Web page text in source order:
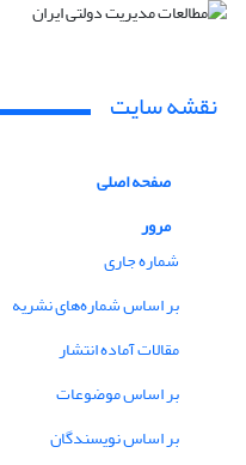
نقشه سایت
صفحه اصلی
مرور
شماره جاری
بر اساس شماره‌های نشریه
مقالات آماده انتشار
بر اساس موضوعات
بر اساس نویسندگان